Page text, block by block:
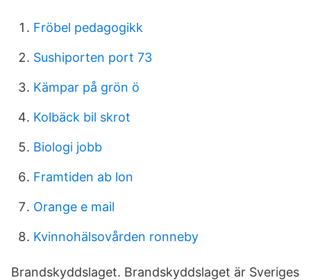
Fröbel pedagogikk
Sushiporten port 73
Kämpar på grön ö
Kolbäck bil skrot
Biologi jobb
Framtiden ab lon
Orange e mail
Kvinnohälsovården ronneby
Brandskyddslaget. Brandskyddslaget är Sveriges